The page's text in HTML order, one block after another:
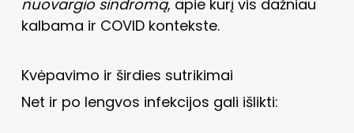
nuovargio sindromą, apie kurį vis dažniau
kalbama ir COVID kontekste.
Kvėpavimo ir širdies sutrikimai
Net ir po lengvos infekcijos gali išlikti: